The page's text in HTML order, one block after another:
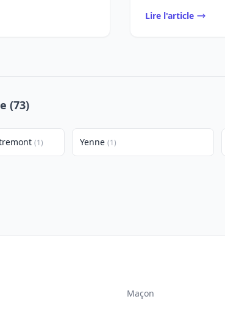
Lire l'article
(73)
(1) Yenne (1)
Maçon